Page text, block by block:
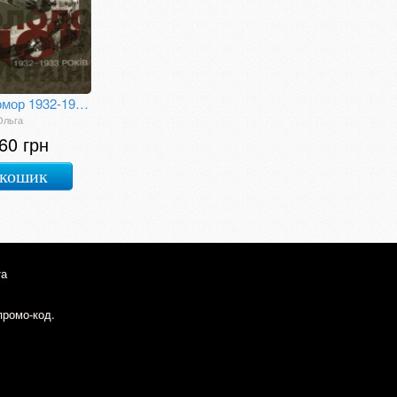
Голодомор 1932-1933 років в Україні : Хроніка
грн
код.